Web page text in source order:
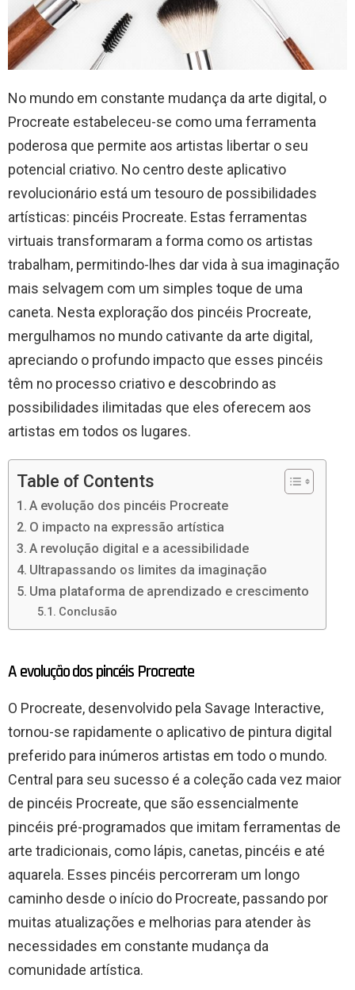
No mundo em constante mudança da arte digital, o
Procreate estabeleceu-se como uma ferramenta
poderosa que permite aos artistas libertar o seu
potencial criativo. No centro deste aplicativo
revolucionário está um tesouro de possibilidades
artísticas: pincéis Procreate. Estas ferramentas
virtuais transformaram a forma como os artistas
trabalham, permitindo-lhes dar vida à sua imaginação
mais selvagem com um simples toque de uma
caneta. Nesta exploração dos pincéis Procreate,
mergulhamos no mundo cativante da arte digital,
apreciando o profundo impacto que esses pincéis
têm no processo criativo e descobrindo as
possibilidades ilimitadas que eles oferecem aos
artistas em todos os lugares.
Table of Contents
A evolução dos pincéis Procreate
O impacto na expressão artística
A revolução digital e a acessibilidade
Ultrapassando os limites da imaginação
Uma plataforma de aprendizado e crescimento
Conclusão
A evolução dos pincéis Procreate
O Procreate, desenvolvido pela Savage Interactive,
tornou-se rapidamente o aplicativo de pintura digital
preferido para inúmeros artistas em todo o mundo.
Central para seu sucesso é a coleção cada vez maior
de pincéis Procreate, que são essencialmente
pincéis pré-programados que imitam ferramentas de
arte tradicionais, como lápis, canetas, pincéis e até
aquarela. Esses pincéis percorreram um longo
caminho desde o início do Procreate, passando por
muitas atualizações e melhorias para atender às
necessidades em constante mudança da
comunidade artística.